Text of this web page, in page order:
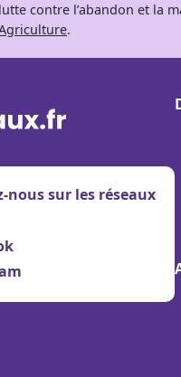
contre l’abandon et la
.
nous sur les réseaux